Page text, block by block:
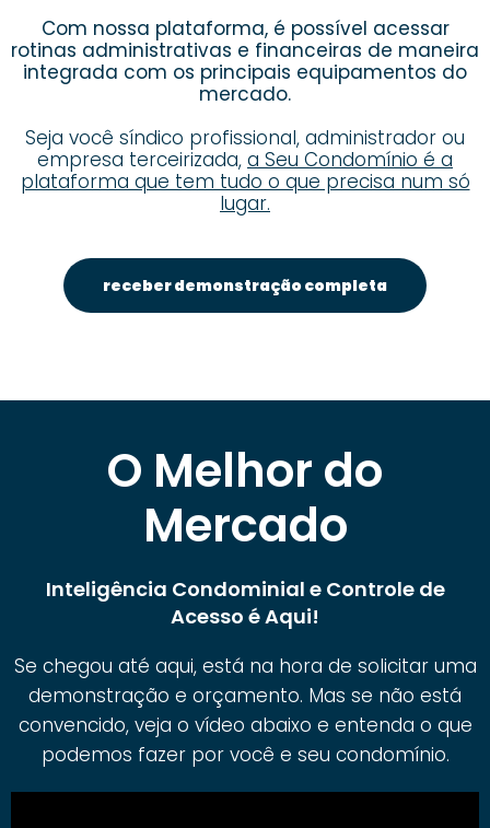
Com nossa plataforma, é possível acessar
rotinas administrativas e financeiras de maneira
integrada com os principais equipamentos do
mercado.
Seja você síndico profissional, administrador ou
empresa terceirizada, a Seu Condomínio é a
plataforma que tem tudo o que precisa num só
lugar.
receber demonstração completa
O Melhor do
Mercado
Inteligência Condominial e Controle de
Acesso é Aqui!
Se chegou até aqui, está na hora de solicitar uma
demonstração e orçamento. Mas se não está
convencido, veja o vídeo abaixo e entenda o que
podemos fazer por você e seu condomínio.